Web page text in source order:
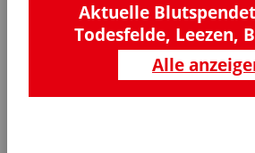
Aktuelle
Todesfelde, Leezen,
Alle